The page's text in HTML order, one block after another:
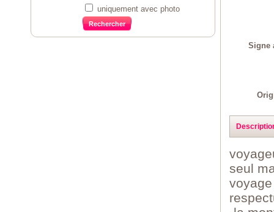
Signe
seul
uniquement avec photo